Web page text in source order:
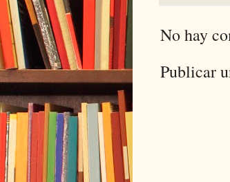
No hay
Publicar